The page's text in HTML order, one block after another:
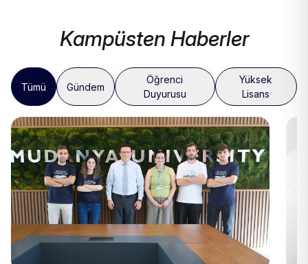
Kampüsten Haberler
Tümü Gündem
Öğrenci
Duyurusu
Yüksek
Lisans